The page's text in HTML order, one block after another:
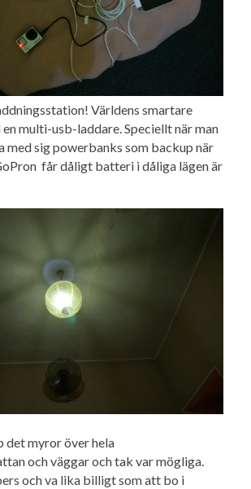
Världens smartare
multi-usb-laddare. Speciellt när man
med sig powerbanks som backup när
får dåligt batteri i dåliga lägen är
det myror över hela
och väggar och tak var mögliga.
och va lika billigt som att bo i